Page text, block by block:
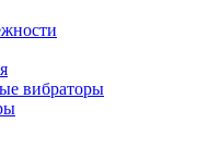
вибраторы